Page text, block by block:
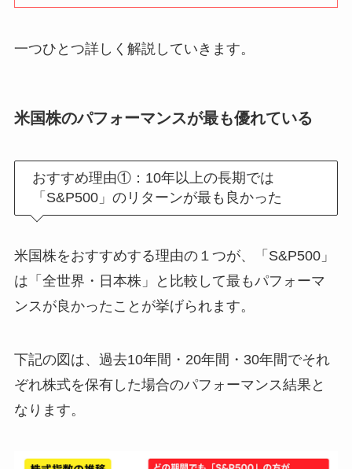
一つひとつ詳しく解説していきます。
米国株のパフォーマンスが最も優れている
おすすめ理由①：10年以上の長期では
「S&P500」のリターンが最も良かった
米国株をおすすめする理由の１つが、「S&P500」
は「全世界・日本株」と比較して最もパフォーマ
ンスが良かったことが挙げられます。
下記の図は、過去10年間・20年間・30年間でそれ
ぞれ株式を保有した場合のパフォーマンス結果と
なります。